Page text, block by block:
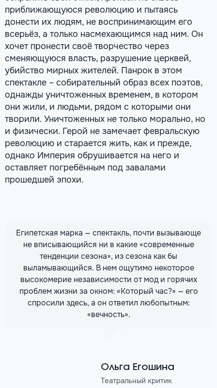
приближающуюся революцию и пытаясь
донести их людям, не воспринимающим его
всерьёз, а только насмехающимся над ним. Он
хочет пронести своё творчество через
сменяющуюся власть, разрушение церквей,
убийство мирных жителей. Панрок в этом
спектакле – собирательный образ всех поэтов,
однажды уничтоженных временем, в котором
они жили, и людьми, рядом с которыми они
творили. Уничтоженных не только морально, но
и физически. Герой не замечает февральскую
революцию и старается жить, как и прежде,
однако Империя обрушивается на него и
оставляет погребённым под завалами
прошедшей эпохи.
Ольга Егошина
Театральный критик
Египетская марка — спектакль, почти вызывающе
не вписывающийся ни в какие «современные
тенденции сезона», из сезона как бы
выламывающийся. В нем ощутимо некоторое
высокомерие независимости от мод и горячих
проблем жизни за окном: «Который час?» — его
спросили здесь, а он ответил любопытным:
«вечность».